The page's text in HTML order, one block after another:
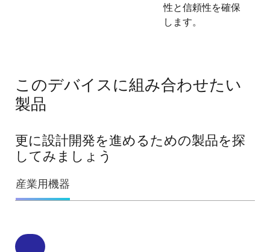
性と信頼性を確保
します。
このデバイスに組み合わせたい
製品
更に設計開発を進めるための製品を探
してみましょう
産業用機器